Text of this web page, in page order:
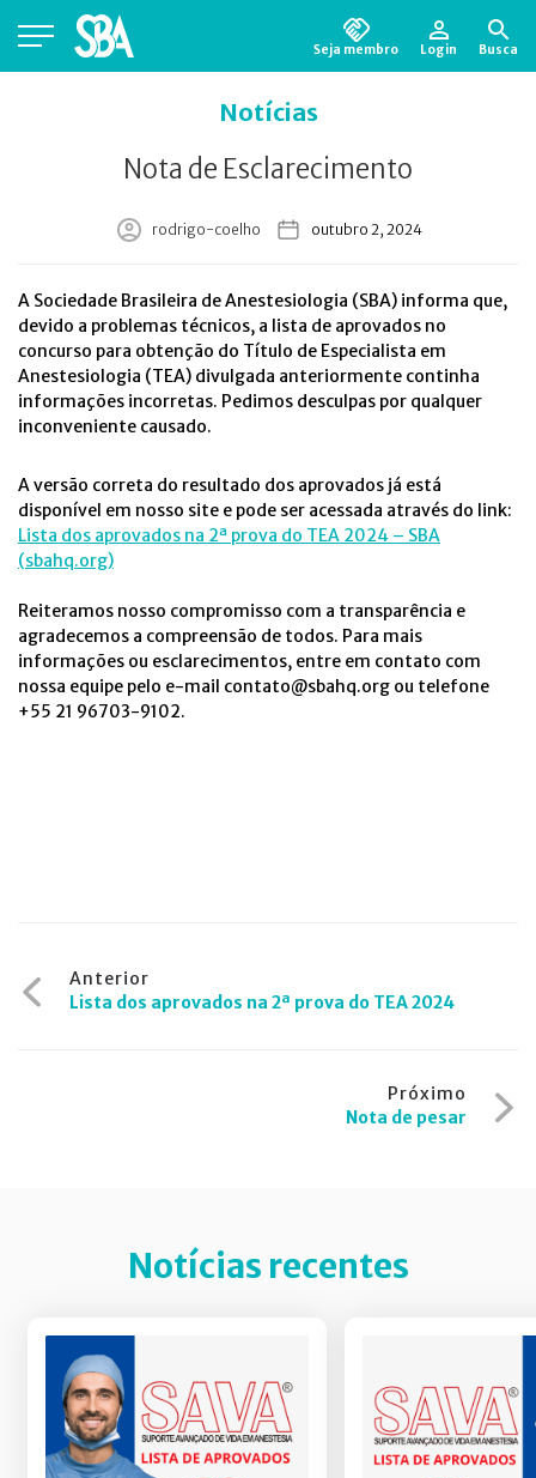
Seja membro Login Busca
Notícias
Nota de Esclarecimento
rodrigo-coelho outubro 2, 2024
A Sociedade Brasileira de Anestesiologia (SBA) informa que,
devido a problemas técnicos, a lista de aprovados no
concurso para obtenção do Título de Especialista em
Anestesiologia (TEA) divulgada anteriormente continha
informações incorretas. Pedimos desculpas por qualquer
inconveniente causado.
A versão correta do resultado dos aprovados já está
disponível em nosso site e pode ser acessada através do link:
Lista dos aprovados na 2ª prova do TEA 2024 – SBA
(sbahq.org)
Reiteramos nosso compromisso com a transparência e
agradecemos a compreensão de todos. Para mais
informações ou esclarecimentos, entre em contato com
nossa equipe pelo e-mail contato@sbahq.org ou telefone
+55 21 96703-9102.
Navegação
de
Anterior
Lista dos aprovados na 2ª prova do TEA 2024
Próximo
Nota de pesar
Notícias recentes